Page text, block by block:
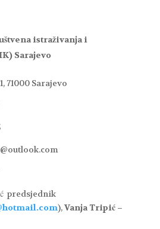
istraživanja i
Sarajevo
71000 Sarajevo
predsjednik
),Vanja Tripić –